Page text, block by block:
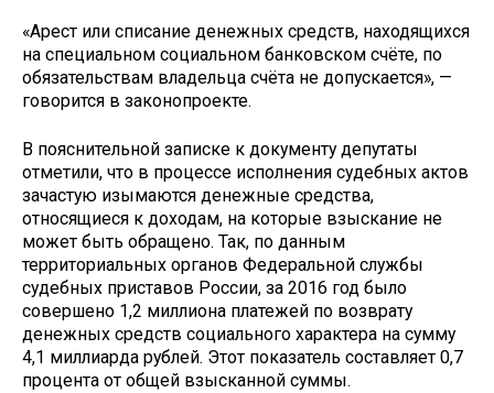
«Арест или списание денежных средств, находящихся
на специальном социальном банковском счёте, по
обязательствам владельца счёта не допускается», —
говорится в законопроекте.
В пояснительной записке к документу депутаты
отметили, что в процессе исполнения судебных актов
зачастую изымаются денежные средства,
относящиеся к доходам, на которые взыскание не
может быть обращено. Так, по данным
территориальных органов Федеральной службы
судебных приставов России, за 2016 год было
совершено 1,2 миллиона платежей по возврату
денежных средств социального характера на сумму
4,1 миллиарда рублей. Этот показатель составляет 0,7
процента от общей взысканной суммы.